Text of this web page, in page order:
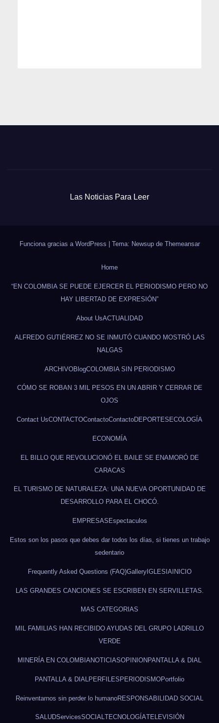
Las Noticias Para Leer
Funciona gracias a WordPress Tema: Newsup de Themeansar
Home
“EN COLOMBIA SE PUEDE EJERCER EL PERIODISMO PERO NO
HAY LIBERTAD DE EXPRESIÓN”
About UsACTUALIDAD
ALFREDO GUTIÉRREZ NO SE INMUTÓ CUANDO MOSTRÓ LAS
NALGAS
ARCHIVOBlogCOLOMBIA SIN PERIODISMO
CÓMO SE ROBAN 3 MIL PESOS EN UN ABRIR Y CERRAR DE
OJOS
Contact UsCONTACTOContactoContactoDEPORTES ECOLOGÍA
ECONOMÍA
EL BILLO QUE REVOLUCIONÓ EL BAILE SE ENAMORÓ DE
CARACAS
EL TURISMO DE NATURALEZA: UNA NUEVA OPORTUNIDAD DE
DESARROLLO PARA EL CHOCÓ.
EMPRESAS Espectaculos
Estos son los pasos que debes dar todos los días, si tienes un trabajo
sedentario
Frequently Asked Questions (FAQ)GalleryIGLESIA INICIO
LAS GRANDES CANCIONES SE ESCRIBEN EN SERVILLETAS.
MAS CATEGORIAS
MIL FAMILIAS HAN RECIBIDO AYUDAS DEL GRUPO LADRILLO
VERDE
MINERÍA EN COLOMBIA NOTICIASOPINION PANTALLA & DIAL
PANTALLA & DIAL PERFILESPERIODISMOPortfolio
Reinventarnos sin perder lo humanoRESPONSABILIDAD SOCIAL
SALUDServicesSOCIALTECNOLOGÍATELEVISIÓN